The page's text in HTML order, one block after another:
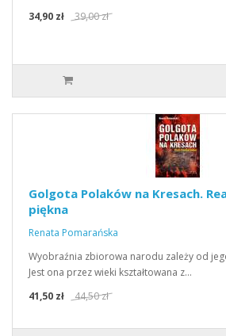
34,90 zł
39,00 zł
Golgota Polaków na Kresach.
piękna
Renata Pomarańska
Wyobraźnia zbiorowa narodu zależy od
Jest ona przez wieki kształtowana z…
41,50 zł
44,50 zł